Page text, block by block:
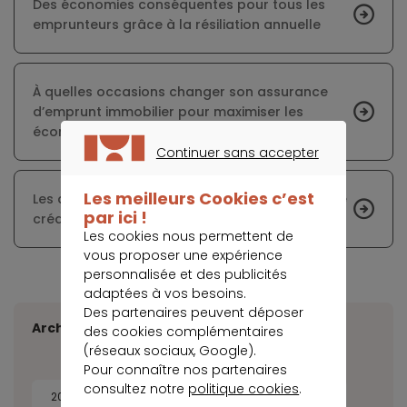
Des économies conséquentes pour tous les
emprunteurs grâce à la résiliation annuelle
À quelles occasions changer son assurance
d’emprunt immobilier pour maximiser les
économies ?
Les avantages du changement d’assurance de
crédit et la procédure à suivre
Archives
2026 2025 2024
Continuer sans accepter
Les meilleurs Cookies c’est
par ici !
Les cookies nous permettent de
vous proposer une expérience
personnalisée et des publicités
adaptées à vos besoins.
Des partenaires peuvent déposer
des cookies complémentaires
(réseaux sociaux, Google).
Pour connaître nos partenaires
consultez notre politique cookies.